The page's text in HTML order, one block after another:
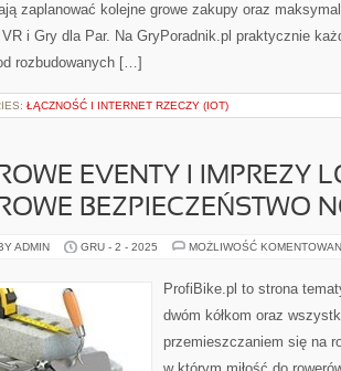
zaplanować kolejne growe zakupy oraz
i Gry dla Par. Na GryPoradnik.pl praktycznie
rozbudowanych […]
ŁĄCZNOŚĆ I INTERNET RZECZY (IOT)
EVENTY I IMPREZY
BEZPIECZEŃSTWO
ADMIN GRU - 2 - 2025 MOŻLIWOŚĆ
ProfiBike.pl to strona
dwóm kółkom oraz
przemieszczaniem się na